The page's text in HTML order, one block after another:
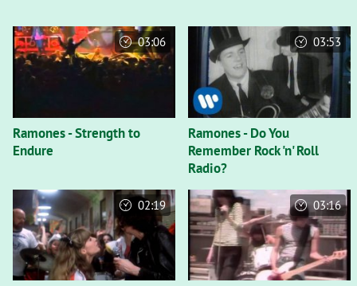
Ramones - Strength to
Endure
03:06
Ramones - Do You
Remember Rock 'n' Roll
Radio?
03:53
02:19 03:16